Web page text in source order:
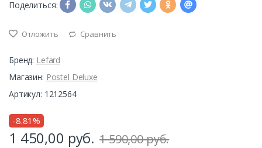
Поделиться:
Отложить Сравнить
Бренд: Lefard
Магазин: Postel Deluxe
Артикул: 1212564
-8.81%
1 450,00 руб. 1 590,00 руб.